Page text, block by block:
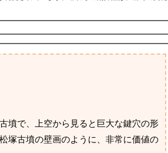
墳で、上空から見ると巨大な鍵穴の形
塚古墳の壁画のように、非常に価値の